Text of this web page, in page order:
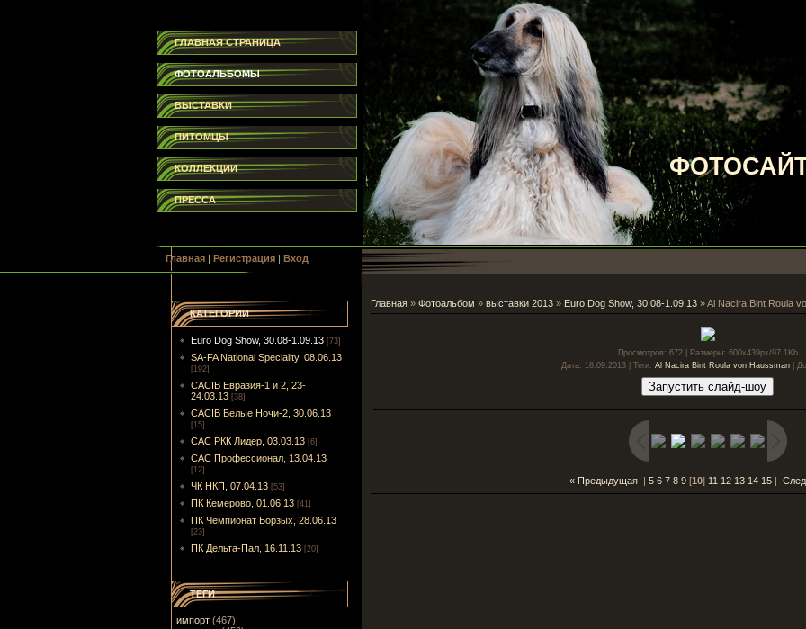
ФОТОСАЙТ
ГЛАВНАЯ СТРАНИЦА
ФОТОАЛЬБОМЫ
ВЫСТАВКИ
ПИТОМЦЫ
КОЛЛЕКЦИИ
ПРЕССА
Главная| Регистрация| Вход
КАТЕГОРИИ
Euro Dog Show, 30.08-1.09.13 [73]
SA-FA National Speciality, 08.06.13
[192]
CACIB Евразия-1 и 2, 23-
24.03.13 [38]
CACIB Белые Ночи-2, 30.06.13
[15]
САС РКК Лидер, 03.03.13 [6]
САС Профессионал, 13.04.13
[12]
ЧК НКП, 07.04.13 [53]
ПК Кемерово, 01.06.13 [41]
ПК Чемпионат Борзых, 28.06.13
[23]
ПК Дельта-Пал, 16.11.13 [20]
ТЕГИ
импорт(467)
Главная» Фотоальбом » выставки 2013» Euro Dog Show, 30.08-1.09.13» Al Nacira Bint Roula
Просмотров: 672 | Размеры: 600x439px/97.1Kb
Дата: 18.09.2013 | Теги: Al Nacira Bint Roula von Haussman
« Предыдущая | 5 6 7 8 9 [10] 11 12 13 14 15 |